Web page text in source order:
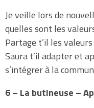
Je veille lors de
quelles sont les
Partage t’il les
Saura t’il adapter et
s’intégrer à la
6 – La butineuse –